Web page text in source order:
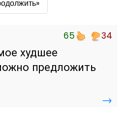
65 34
худшее
предложить
→